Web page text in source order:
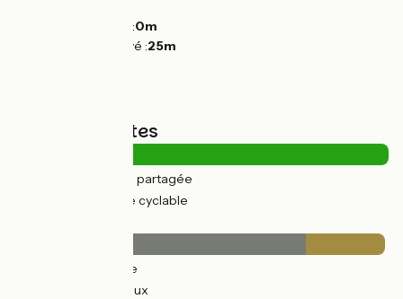
Point le plus bas :0m
Point le plus élevé :25m
Types de routes
(22%) Route partagée
(78%) Voie cyclable
(78%) Lisse
(21%) Rugueux